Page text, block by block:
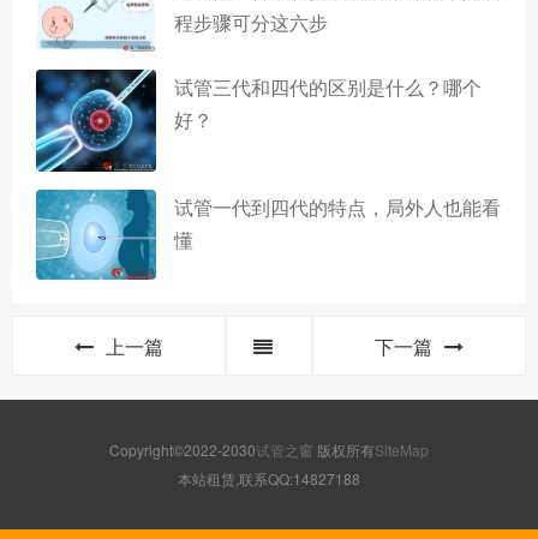
程步骤可分这六步
试管三代和四代的区别是什么？哪个
好？
试管一代到四代的特点，局外人也能看
懂
上一篇 下一篇
Copyright©2022-2030试管之窗 版权所有SiteMap
本站租赁,联系QQ:14827188